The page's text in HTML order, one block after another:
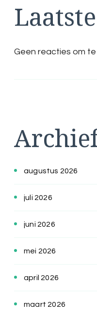
Geen reacties om
augustus 2026
juli 2026
juni 2026
mei 2026
april 2026
maart 2026